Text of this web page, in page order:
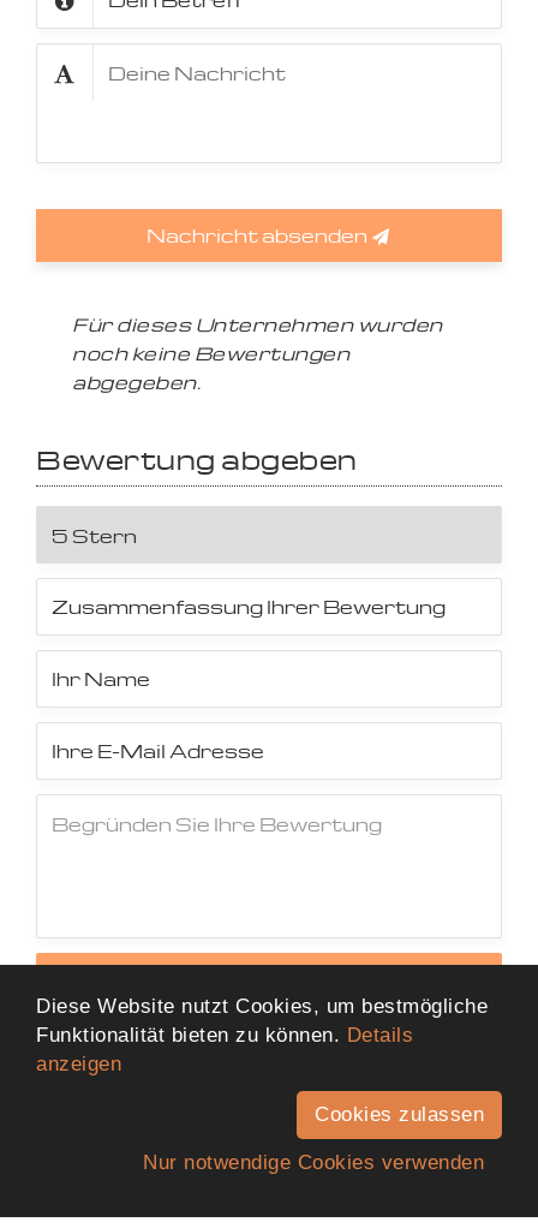
Nachricht absenden
Für dieses Unternehmen wurden
noch keine Bewertungen
abgegeben.
Bewertung abgeben
Diese Website nutzt Cookies, um bestmögliche
Funktionalität bieten zu können. Details
anzeigen
Cookies zulassen
Nur notwendige Cookies verwenden